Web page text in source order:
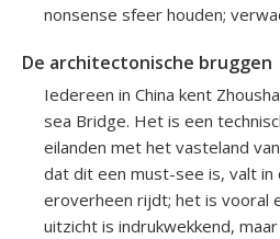
nonsense sfeer houden;
De architectonische bruggen
Iedereen in China kent
sea Bridge. Het is een
eilanden met het vasteland
dat dit een must-see is, valt
eroverheen rijdt; het is vooral
uitzicht is indrukwekkend,